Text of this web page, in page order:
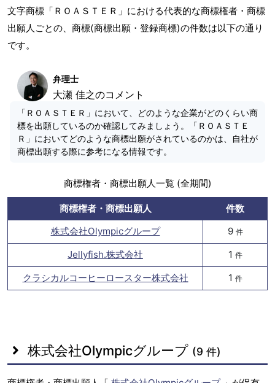
文字商標「ＲＯＡＳＴＥＲ」における代表的な商標権者・商標
出願人ごとの、商標(商標出願・登録商標)の件数は以下の通り
です。
弁理士
大瀬 佳之のコメント
「ＲＯＡＳＴＥＲ」において、どのような企業がどのくらい商
標を出願しているのか確認してみましょう。「ＲＯＡＳＴＥ
Ｒ」においてどのような商標出願がされているのかは、自社が
商標出願する際に参考になる情報です。
商標権者・商標出願人一覧 (全期間)
商標権者・商標出願人
件数
株式会社Olympicグループ
9 件
Jellyfish.株式会社 1 件
クラシカルコーヒーロースター株式会社 1 件
株式会社Olympicグループ (9 件)